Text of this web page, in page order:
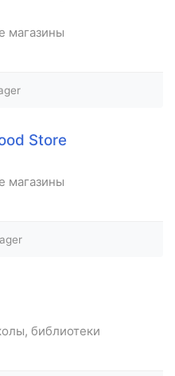
магазины
Store
магазины
библиотеки